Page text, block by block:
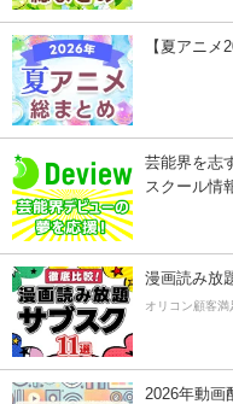
【夏アニ
芸能界を志
スクール情
漫画読み放
オリコン顧客
2026年動画